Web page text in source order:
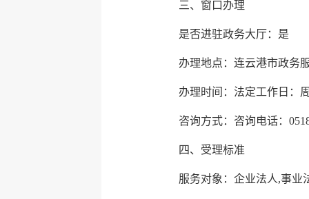
三、窗口办理
是否进驻政务大厅：是
办理地点：连云港市政务
办理时间：法定工作日：
咨询方式：咨询电话：
四、受理标准
服务对象：企业法人,事业